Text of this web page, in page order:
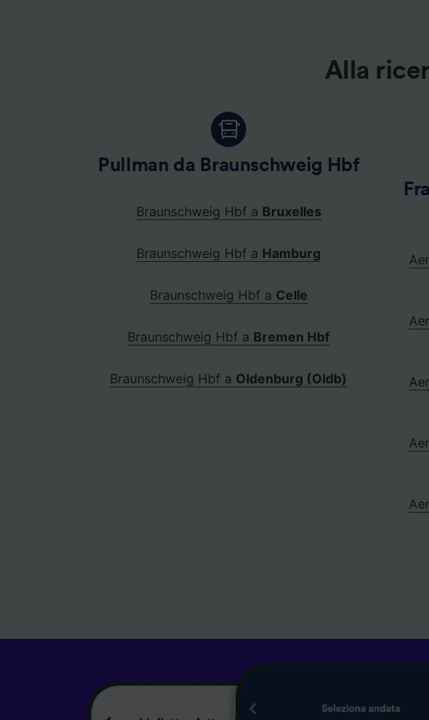
Alla
Pullman da Braunschweig Hbf
Braunschweig Hbf a Bruxelles
Braunschweig Hbf a Hamburg
Braunschweig Hbf a Celle
Braunschweig Hbf a Bremen Hbf
Braunschweig Hbf a Oldenburg (Oldb)